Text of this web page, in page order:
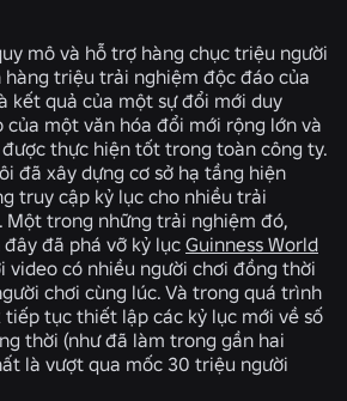
mô và hỗ trợ hàng chục triệu người
triệu trải nghiệm độc đáo của
kết quả của một sự đổi mới duy
của một văn hóa đổi mới rộng lớn và
thực hiện tốt trong toàn công ty.
đã xây dựng cơ sở hạ tầng hiện
truy cập kỷ lục cho nhiều trải
Một trong những trải nghiệm đó,
đây đã phá vỡ kỷ lục Guinness World
video có nhiều người chơi đồng thời
chơi cùng lúc. Và trong quá trình
tiếp tục thiết lập các kỷ lục mới về số
thời (như đã làm trong gần hai
là vượt qua mốc 30 triệu người